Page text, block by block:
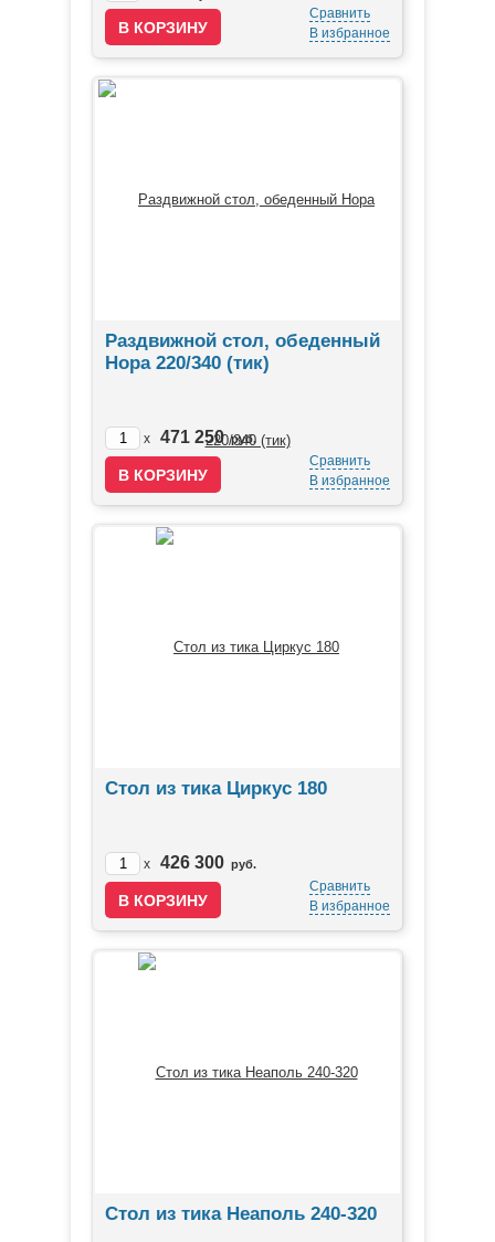
Сравнить
В избранное
Раздвижной стол, обеденный
Нора 220/340 (тик)
x 471 250 руб.
Сравнить
В избранное
Стол из тика Циркус 180
x 426 300 руб.
Сравнить
В избранное
Стол из тика Неаполь 240-320